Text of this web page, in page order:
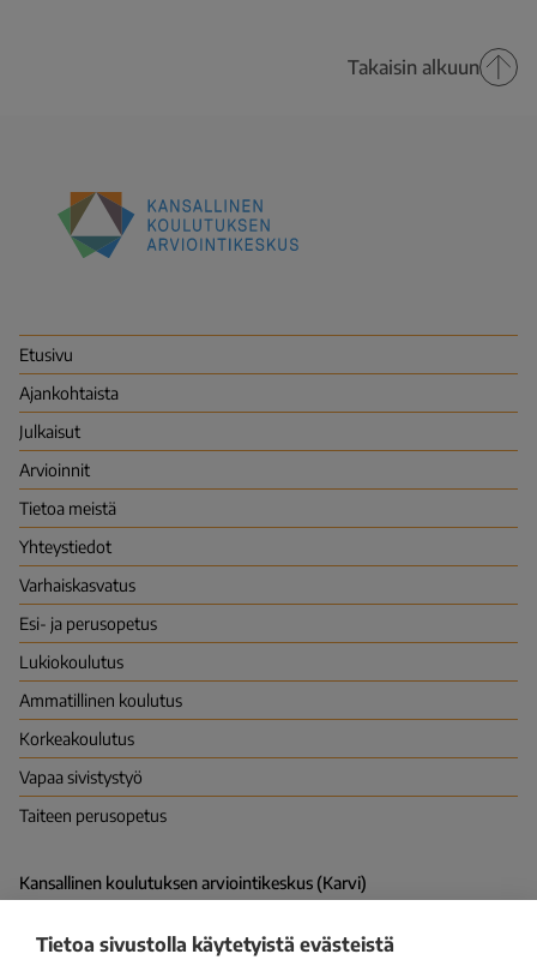
Takaisin alkuun
(Karvi)
Etusivu
Ajankohtaista
Julkaisut
Arvioinnit
Tietoa meistä
Yhteystiedot
Varhais­kasvatus
Esi- ja perusopetus
Lukio­koulutus
Ammatillinen koulutus
Korkea­koulutus
Vapaa sivistys­työ
Taiteen perusopetus
Kansallinen koulutuksen arviointikeskus (Karvi)
Vapaudenkatu 58, 40100 JYVÄSKYLÄ
kirjaamo@karvi.fi
Tietoa sivustolla käytetyistä evästeistä